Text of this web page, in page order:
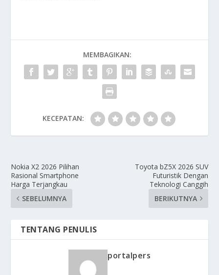
MEMBAGIKAN:
KECEPATAN:
Nokia X2 2026 Pilihan
Rasional Smartphone
Harga Terjangkau
SEBELUMNYA
Toyota bZ5X 2026 SUV
Futuristik Dengan
Teknologi Canggih
BERIKUTNYA
TENTANG PENULIS
portalpers